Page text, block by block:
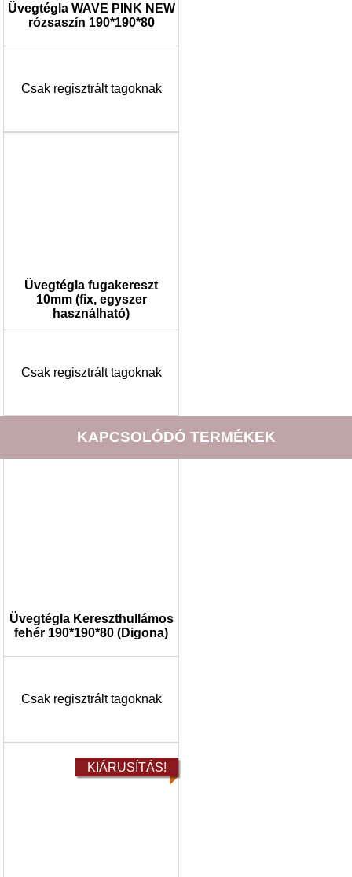
Üvegtégla WAVE PINK NEW
rózsaszín 190*190*80
Csak regisztrált tagoknak
Üvegtégla fugakereszt
10mm (fix, egyszer
használható)
Csak regisztrált tagoknak
KAPCSOLÓDÓ TERMÉKEK
Üvegtégla Kereszthullámos
fehér 190*190*80 (Digona)
Csak regisztrált tagoknak
KIÁRUSÍTÁS!